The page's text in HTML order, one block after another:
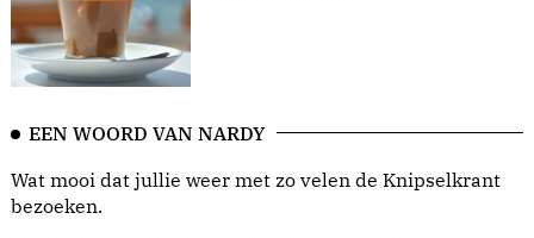
EEN WOORD VAN NARDY
Wat mooi dat jullie weer met zo velen de Knipselkrant
bezoeken.